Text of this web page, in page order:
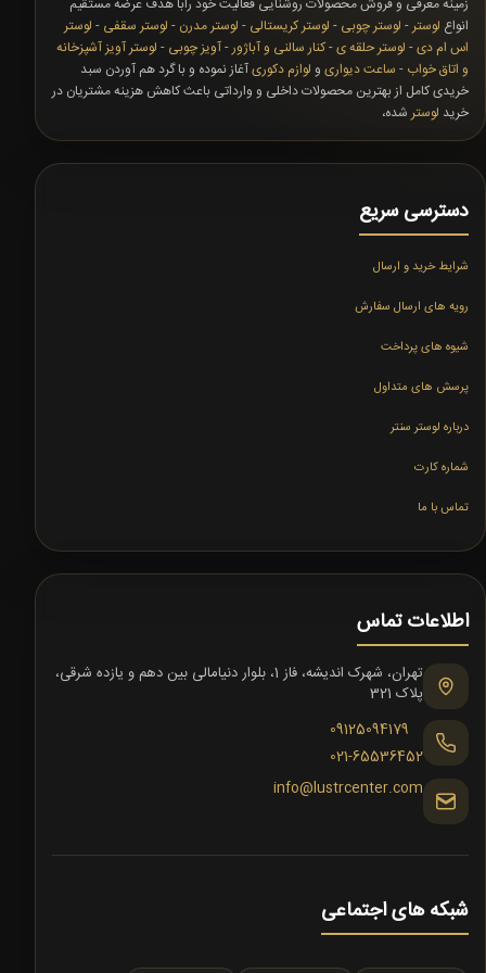
انواع لوستر - لوستر چوبی - لوستر کریستالی - لوستر مدرن - لوستر سقفی - لوستر
اس ام دی- لوستر حلقه ی-کنار سالنی و آباژور-آویز چوبی - لوستر آویز آشپزخانه
و اتاق خواب - ساعت دیواری و لوازم دکوریآغاز نموده و با گرد هم آوردن سبد
خریدی کامل از بهترین محصولات داخلی و وارداتی باعث کاهش هزینه مشتریان در
خرید لوستر شده،
دسترسی سریع
شرایط خرید و ارسال
رویه های ارسال سفارش
شیوه های پرداخت
پرسش های متداول
درباره لوستر سنتر
شماره کارت
تماس با ما
اطلاعات تماس
تهران، شهرک اندیشه، فاز 1، بلوار دنیامالی بین دهم و یازده شرقی،
پلاک 321
09125094179
021-65536452
info@lustrcenter.com
شبکه های اجتماعی